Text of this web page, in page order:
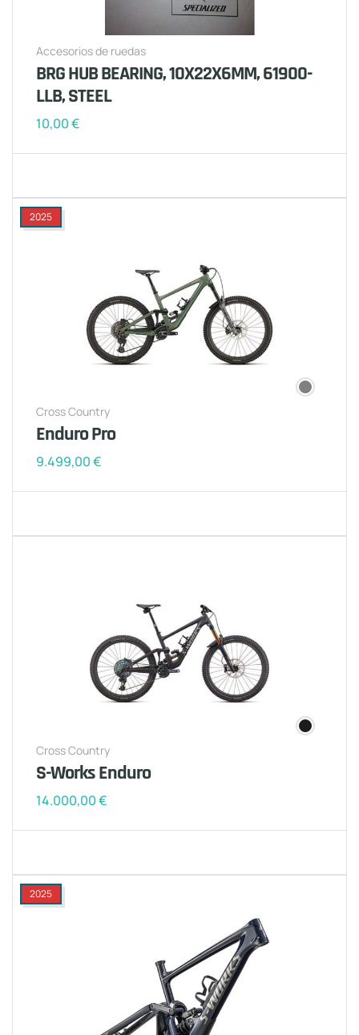
Accesorios de ruedas
BRG HUB BEARING, 10X22X6MM, 61900-
LLB, STEEL
10,00€
2025
Cross Country
Enduro Pro
9.499,00€
Cross Country
S-Works Enduro
14.000,00€
2025